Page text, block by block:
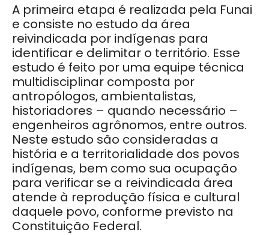
A primeira etapa é realizada pela Funai
e consiste no estudo da área
reivindicada por indígenas para
identificar e delimitar o território. Esse
estudo é feito por uma equipe técnica
multidisciplinar composta por
antropólogos, ambientalistas,
historiadores – quando necessário –
engenheiros agrônomos, entre outros.
Neste estudo são consideradas a
história e a territorialidade dos povos
indígenas, bem como sua ocupação
para verificar se a reivindicada área
atende à reprodução física e cultural
daquele povo, conforme previsto na
Constituição Federal.